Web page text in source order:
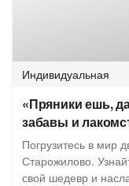
Индивидуальная
«Пряники ешь,
забавы и
Погрузитесь в мир
Старожилово.
свой шедевр и